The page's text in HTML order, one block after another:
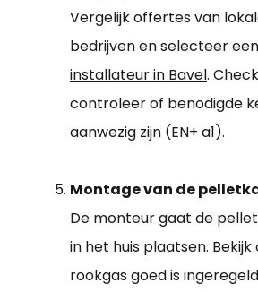
Vergelijk offertes van
bedrijven en selecteer
installateur in Bavel.
controleer of benodigde
aanwezig zijn (EN+ a1).
Montage van de
De monteur gaat de
in het huis plaatsen.
rookgas goed is